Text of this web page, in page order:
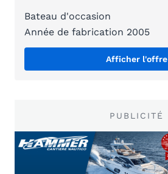
Bateau d'occasion
Année de fabrication 2005
Afficher l'offre
PUBLICITÉ